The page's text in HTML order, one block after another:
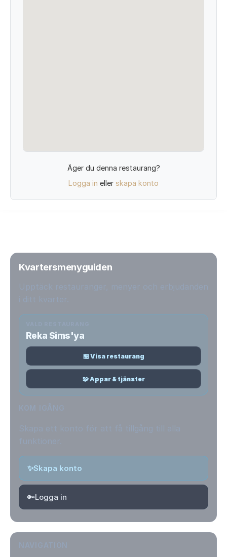
Äger du denna restaurang?
Logga in eller skapa konto
Kvartersmenyguiden
Reka Sims'ya
🏪 Visa restaurang
🧩 Appar & tjänster
✨Skapa konto
🔑Logga in